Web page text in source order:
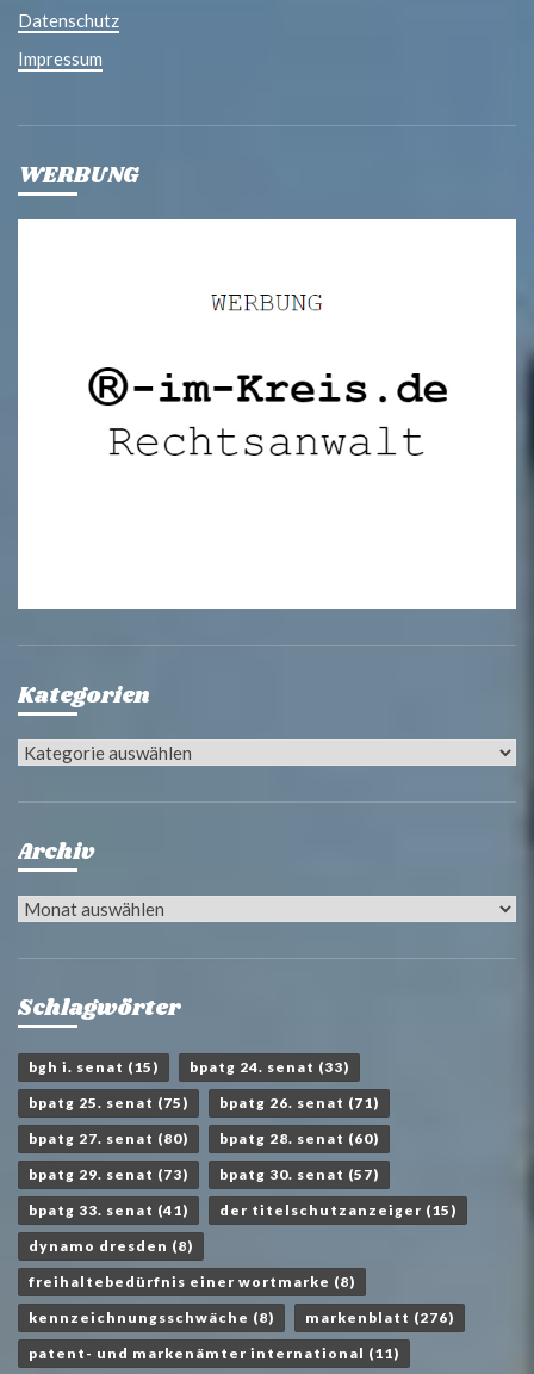
Datenschutz
Impressum
WERBUNG
Kategorien
Kategorien
Archiv
Archiv
Schlagwörter
bgh i. senat (15) bpatg 24. senat (33)
bpatg 25. senat (75) bpatg 26. senat (71)
bpatg 27. senat (80) bpatg 28. senat (60)
bpatg 29. senat (73) bpatg 30. senat (57)
bpatg 33. senat (41) der titelschutzanzeiger (15)
dynamo dresden (8)
freihaltebedürfnis einer wortmarke (8)
kennzeichnungsschwäche (8) markenblatt (276)
patent- und markenämter international (11)